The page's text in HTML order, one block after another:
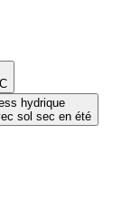
hydrique
sol sec en été